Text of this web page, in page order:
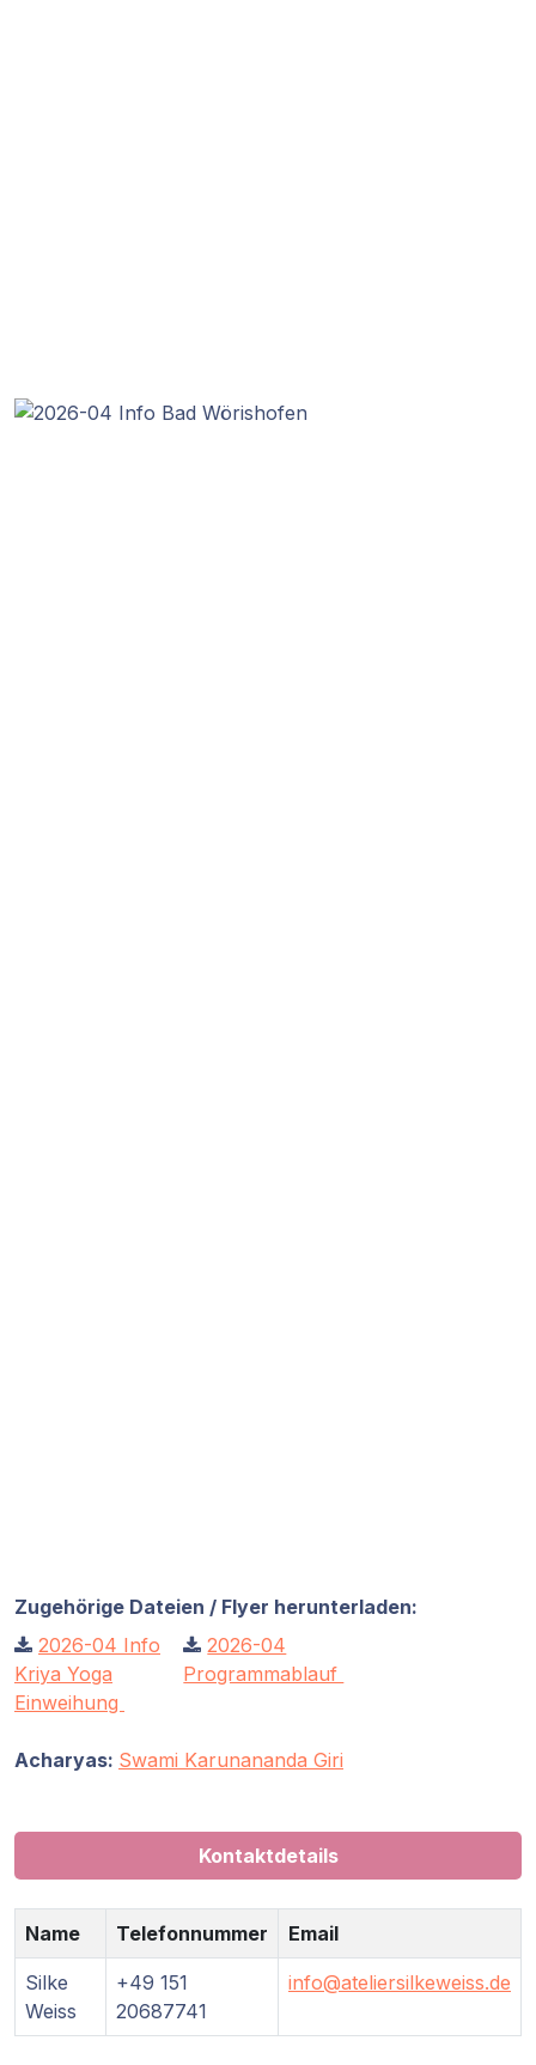
Zugehörige Dateien / Flyer herunterladen:
2026-04 Info
Kriya Yoga
Einweihung
2026-04
Programmablauf
Acharyas: Swami Karunananda Giri
Kontaktdetails
Name Telefonnummer Email
Silke
Weiss
+49 151
20687741
info@ateliersilkeweiss.de